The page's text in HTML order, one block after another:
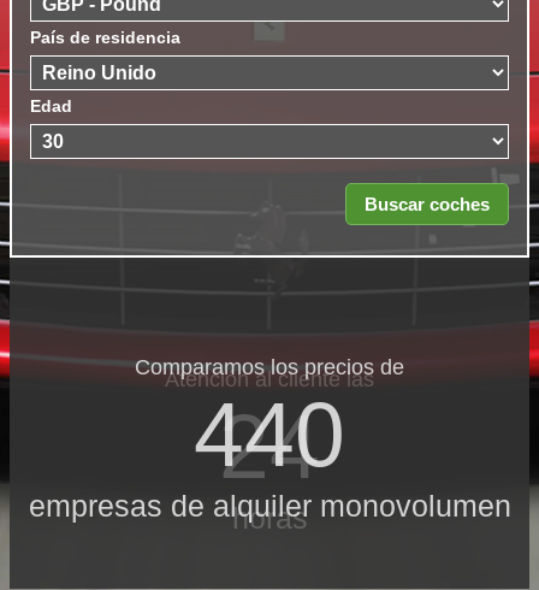
País de residencia
Edad
Comparamos los precios de
440
empresas de alquiler monovolumen
Atención al cliente las
24
horas